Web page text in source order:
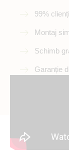
99%
Montaj
Schimb
Garanție